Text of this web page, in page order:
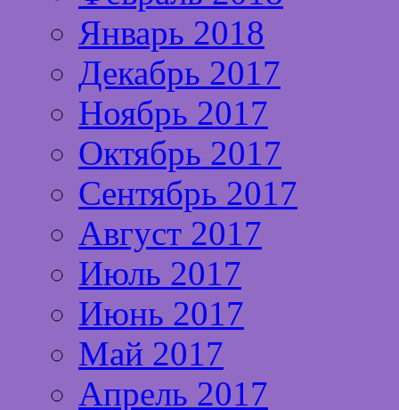
Январь 2018
Декабрь 2017
Ноябрь 2017
Октябрь 2017
Сентябрь 2017
Август 2017
Июль 2017
Июнь 2017
Май 2017
Апрель 2017